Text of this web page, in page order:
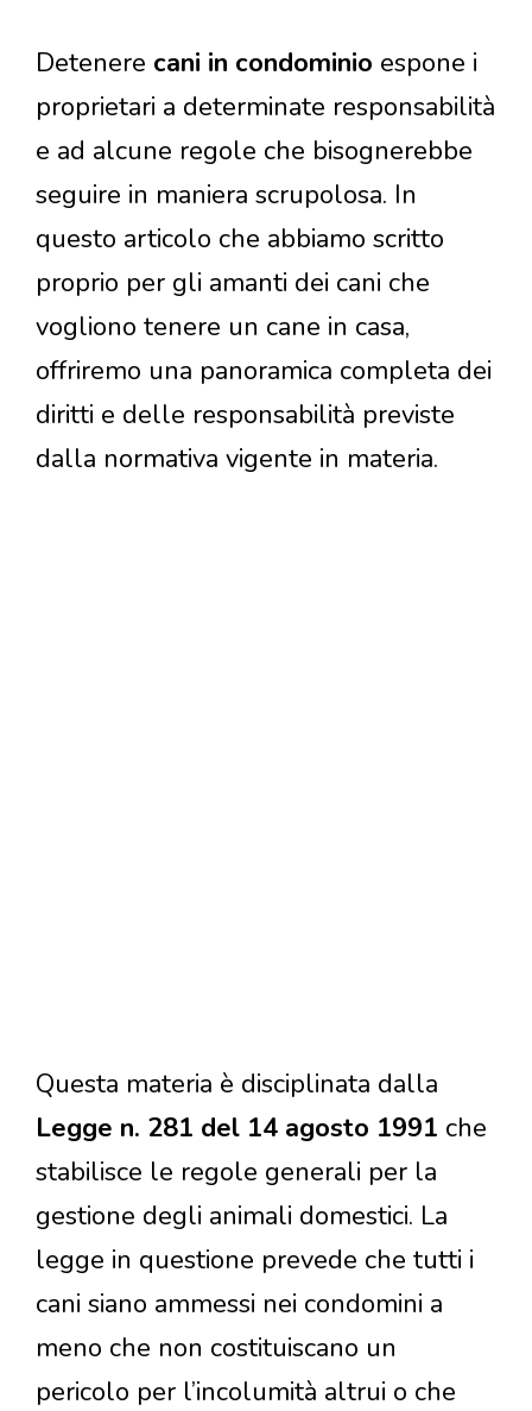
Detenere cani in condominio espone i
proprietari a determinate responsabilità
e ad alcune regole che bisognerebbe
seguire in maniera scrupolosa. In
questo articolo che abbiamo scritto
proprio per gli amanti dei cani che
vogliono tenere un cane in casa,
offriremo una panoramica completa dei
diritti e delle responsabilità previste
dalla normativa vigente in materia.
Questa materia è disciplinata dalla
Legge n. 281 del 14 agosto 1991 che
stabilisce le regole generali per la
gestione degli animali domestici. La
legge in questione prevede che tutti i
cani siano ammessi nei condomini a
meno che non costituiscano un
pericolo per l’incolumità altrui o che